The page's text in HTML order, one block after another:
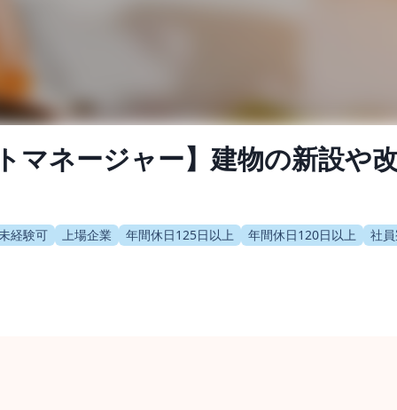
マネージャー】建物の新設
経験可 上場企業 年間休日125日以上 年間休日120日以上 社